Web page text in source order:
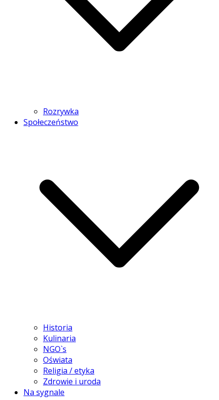
Rozrywka
Społeczeństwo
Historia
Kulinaria
NGO`s
Oświata
Religia / etyka
Zdrowie i uroda
Na sygnale